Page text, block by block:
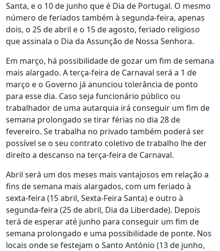
Santa, e o 10 de junho que é Dia de Portugal. O mesmo
número de feriados também à segunda-feira, apenas
dois, o 25 de abril e o 15 de agosto, feriado religioso
que assinala o Dia da Assunção de Nossa Senhora.
Em março, há possibilidade de gozar um fim de semana
mais alargado. A terça-feira de Carnaval será a 1 de
março e o Governo já anunciou tolerância de ponto
para esse dia. Caso seja funcionário público ou
trabalhador de uma autarquia irá conseguir um fim de
semana prolongado se tirar férias no dia 28 de
fevereiro. Se trabalha no privado também poderá ser
possível se o seu contrato coletivo de trabalho lhe der
direito a descanso na terça-feira de Carnaval.
Abril será um dos meses mais vantajosos em relação a
fins de semana mais alargados, com um feriado à
sexta-feira (15 abril, Sexta-Feira Santa) e outro à
segunda-feira (25 de abril, Dia da Liberdade). Depois
terá de esperar até junho para conseguir um fim de
semana prolongado e uma possibilidade de ponte. Nos
locais onde se festejam o Santo António (13 de junho,